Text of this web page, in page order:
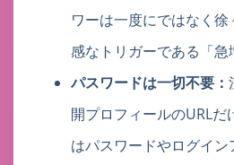
ワーは一度にではなく
感なトリガーである「急
パスワードは一切不要：
開プロフィールのURL
はパスワードやログイ